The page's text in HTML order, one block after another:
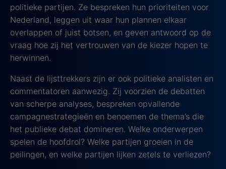
politieke partijen. Ze bespreken hun prioriteiten voor
Nederland, leggen uit waar hun plannen elkaar
overlappen of juist botsen, en geven antwoord op de
vraag hoe zij het vertrouwen van de kiezer hopen te
herwinnen.
Naast de lijsttrekkers zijn er ook politieke analisten en
commentatoren aanwezig. Zij voorzien de debatten
van scherpe analyses, bespreken opvallende
campagnestrategieën en benoemen de thema’s die
het publieke debat domineren. Welke onderwerpen
spelen de hoofdrol? Welke partijen groeien in de
peilingen, en welke partijen lijken zetels te verliezen?